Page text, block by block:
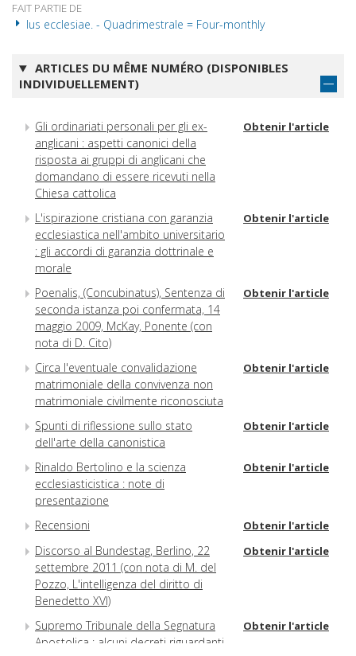
FAIT PARTIE DE
Ius ecclesiae. - Quadrimestrale = Four-monthly
ARTICLES DU MÊME NUMÉRO (DISPONIBLES
INDIVIDUELLEMENT)
Gli ordinariati personali per gli ex-
anglicani : aspetti canonici della
risposta ai gruppi di anglicani che
domandano di essere ricevuti nella
Chiesa cattolica
Obtenir l'article
L'ispirazione cristiana con garanzia
ecclesiastica nell'ambito universitario
: gli accordi di garanzia dottrinale e
morale
Obtenir l'article
Poenalis, (Concubinatus), Sentenza di
seconda istanza poi confermata, 14
maggio 2009, McKay, Ponente (con
nota di D. Cito)
Obtenir l'article
Circa l'eventuale convalidazione
matrimoniale della convivenza non
matrimoniale civilmente riconosciuta
Obtenir l'article
Spunti di riflessione sullo stato
dell'arte della canonistica
Obtenir l'article
Rinaldo Bertolino e la scienza
ecclesiasticistica : note di
presentazione
Obtenir l'article
Recensioni Obtenir l'article
Discorso al Bundestag, Berlino, 22
settembre 2011 (con nota di M. del
Pozzo, L'intelligenza del diritto di
Benedetto XVI)
Obtenir l'article
Supremo Tribunale della Segnatura
Apostolica : alcuni decreti riguardanti
Obtenir l'article